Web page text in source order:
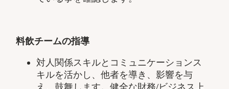
料飲チームの指導
対人関係スキルとコミュニケーションス
キルを活かし、他者を導き、影響を与
え、鼓舞します。健全な財務/ビジネス上